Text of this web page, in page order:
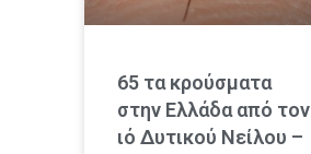
65 τα κρούσματα
στην Ελλάδα από τον
ιό Δυτικού Νείλου –